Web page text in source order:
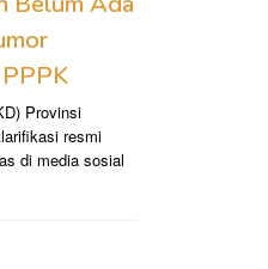
Provinsi
resmi
di media sosial